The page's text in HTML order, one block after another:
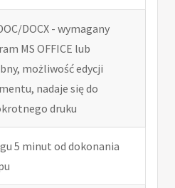
DOCX - wymagany
MS OFFICE lub
możliwość edycji
nadaje się do
druku
5 minut od dokonania